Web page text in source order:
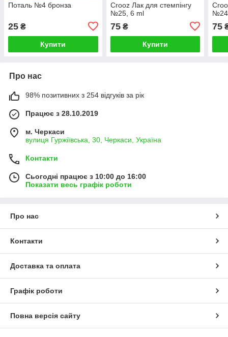
Поталь №4 бронза
25 ₴
Купити
Crooz Лак для стемпінгу
№25, 6 ml
75₴
Купити
75
Про нас
98% позитивних з 254 відгуків за рік
Працює з 28.10.2019
м. Черкаси
вулиця Гуржіївська, 30, Черкаси, Україна
Контакти
Сьогодні працює з 10:00 до 16:00
Показати весь графік роботи
Про нас
Контакти
Доставка та оплата
Графік роботи
Повна версія сайту